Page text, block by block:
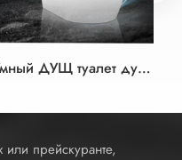
Умный ДУЩ туалет душ биде сиденье для унитаза белый биде унитаз в дизайн оправы
прейскуранте,